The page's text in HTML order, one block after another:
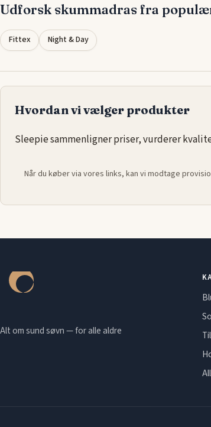
Udforsk skummadras fra
Fittex Night & Day
Hvordan vi vælger produkter
Sleepie sammenligner priser, vurderer
Når du køber via vores links, kan vi modtage
Alt om sund søvn — for alle aldre